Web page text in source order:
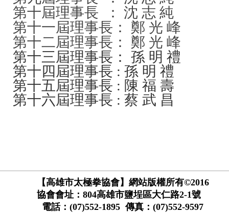
第十屆理事長 ： 沈 志 純
第十一屆理事長： 鄭 光 峰
第十二屆理事長： 鄭 光 峰
第十三屆理事長： 孫 明 禮
第十四屆理事長 : 孫 明 禮
第十五屆理事長 : 陳 福 壽
第十六屆理事長 : 蔡 武 昌
【高雄市太極拳協會】網站版權所有©2016
協會會址：804高雄市鹽埕區大仁路2-1號
電話：(07)552-1895 傳真：(07)552-9597